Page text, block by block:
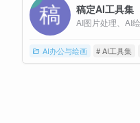
稿定AI工具集
AI办公与绘画 # AI工具集